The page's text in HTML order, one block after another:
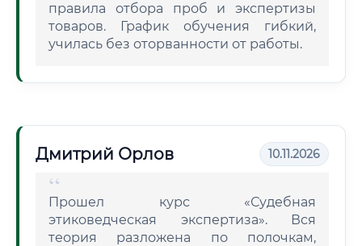
правила отбора проб и экспертизы
товаров. График обучения гибкий,
училась без оторванности от работы.
Дмитрий Орлов 10.11.2026
Прошел курс «Судебная
этиковедческая экспертиза». Вся
теория разложена по полочкам,